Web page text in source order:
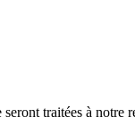
traitées à notre